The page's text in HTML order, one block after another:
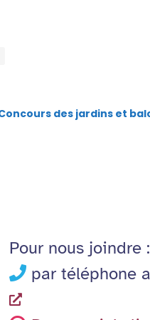
des jardins et
Pour nous joindre :
par téléphone